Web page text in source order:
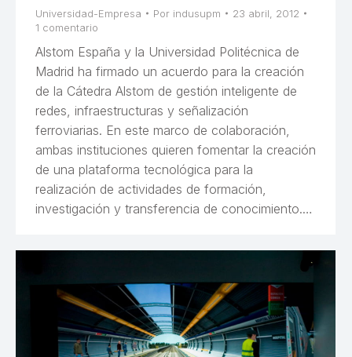
Universidad-Empresa Por indusupm
23 abril, 2012
1 comentario
Alstom España y la Universidad Politécnica de
Madrid ha firmado un acuerdo para la creación
de la Cátedra Alstom de gestión inteligente de
redes, infraestructuras y señalización
ferroviarias. En este marco de colaboración,
ambas instituciones quieren fomentar la creación
de una plataforma tecnológica para la
realización de actividades de formación,
investigación y transferencia de conocimiento.…